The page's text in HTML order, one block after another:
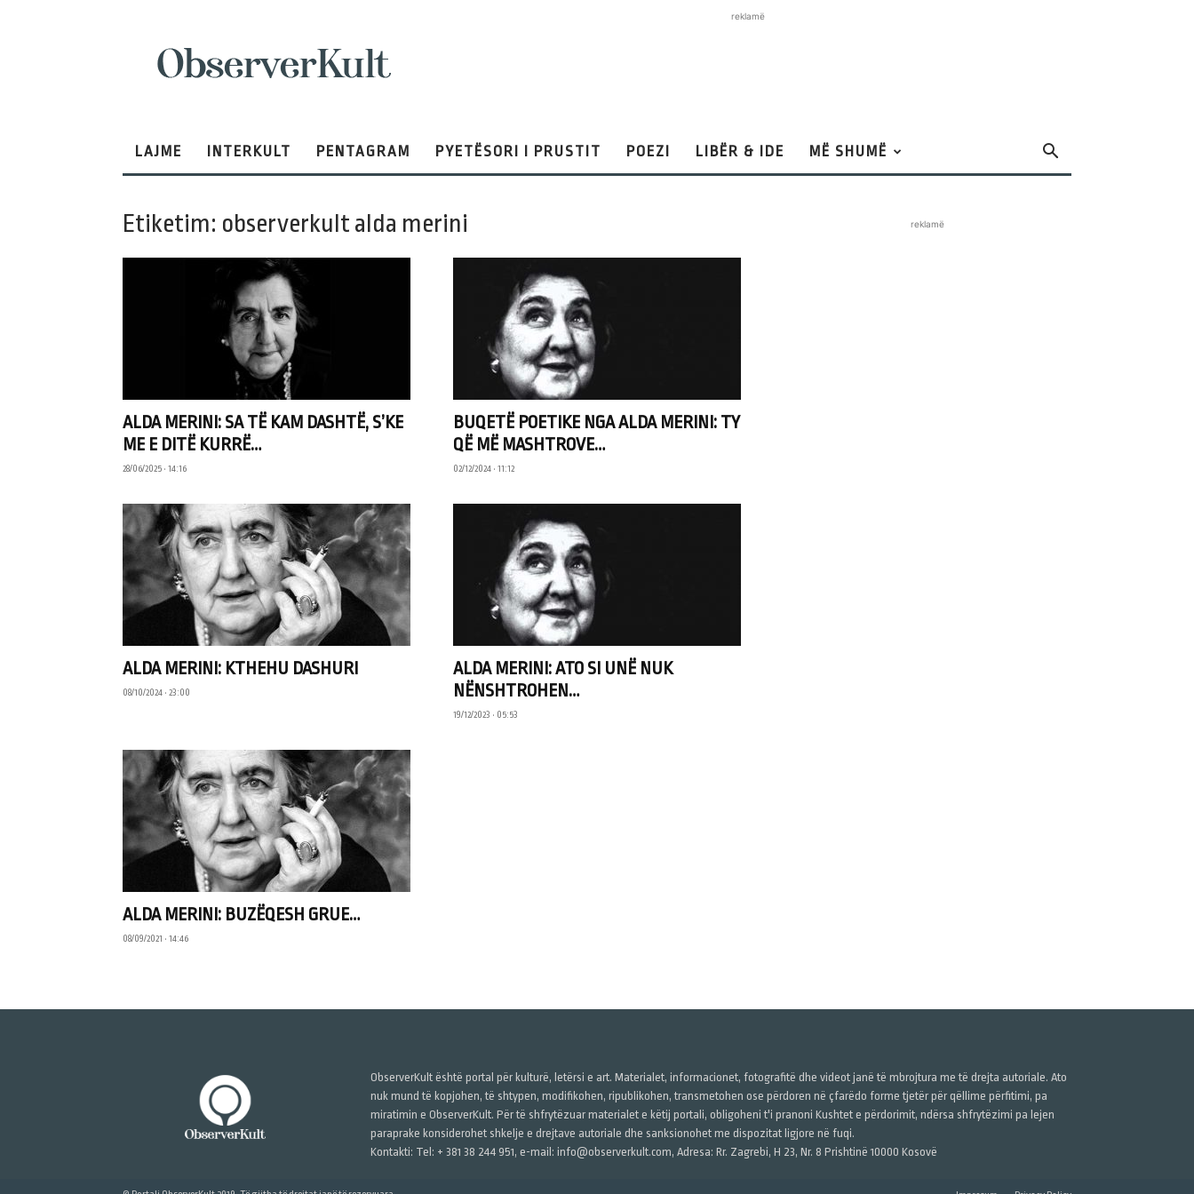
reklamë
LAJME INTERKULT PENTAGRAM PYETËSORI I PRUSTIT POEZI LIBËR & IDE MË SHUMË
Etiketim: observerkult alda merini
ALDA MERINI: SA TË KAM DASHTË, S’KE
ME E DITË KURRË…
28/06/2025 • 14:16
BUQETË POETIKE NGA ALDA MERINI: TY
QË MË MASHTROVE…
02/12/2024 • 11:12
ALDA MERINI: KTHEHU DASHURI
08/10/2024 • 23:00
ALDA MERINI: ATO SI UNË NUK
NËNSHTROHEN…
19/12/2023 • 05:53
ALDA MERINI: BUZËQESH GRUE…
08/09/2021 • 14:46
reklamë
ObserverKult është portal për kulturë, letërsi e art. Materialet, informacionet, fotografitë dhe videot janë të mbrojtura me të drejta autoriale. Ato
nuk mund të kopjohen, të shtypen, modifikohen, ripublikohen, transmetohen ose përdoren në çfarëdo forme tjetër për qëllime përfitimi, pa
miratimin e ObserverKult. Për të shfrytëzuar materialet e këtij portali, obligoheni t'i pranoni Kushtet e përdorimit, ndërsa shfrytëzimi pa lejen
paraprake konsiderohet shkelje e drejtave autoriale dhe sanksionohet me dispozitat ligjore në fuqi.
Kontakti: Tel: + 381 38 244 951, e-mail: info@observerkult.com, Adresa: Rr. Zagrebi, H 23, Nr. 8 Prishtinë 10000 Kosovë